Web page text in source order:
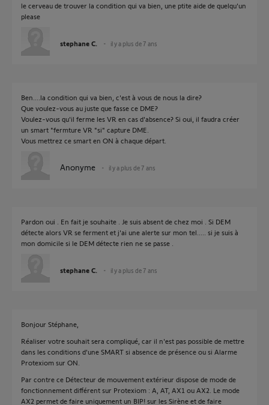
le cerveau de trouver la condition qui va bien, une ptite aide de quelqu'un
please
stephane C. il y a plus de 7 ans
Ben....la condition qui va bien, c'est à vous de nous la dire?
Que voulez-vous au juste que fasse ce DME?
Voulez-vous qu'il ferme les VR en cas d'absence? Si oui, il faudra créer
un smart "fermture VR "si" capture DME.
Vous mettrez ce smart en ON à chaque départ.
Anonyme il y a plus de 7 ans
Pardon oui . En fait je souhaite . Je suis absent de chez moi . Si DEM
détecte alors VR se ferment et j'ai une alerte sur mon tel..... si je suis à
mon domicile si le DEM détecte rien ne se passe .
stephane C. il y a plus de 7 ans
Bonjour Stéphane,
Réaliser votre souhait sera compliqué, car il n'est pas possible de mettre
dans les conditions d'une SMART si absence de présence ou si Alarme
Protexiom sur ON.
Par contre ce Détecteur de mouvement extérieur dispose de mode de
fonctionnement différent sur Protexiom : A, AT, AX1 ou AX2. Le mode
AX2 permet de faire uniquement un BIP! sur les Sirène et de faire